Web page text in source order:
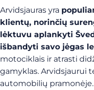
Arvidsjauras yra
klientų, norinčių
lėktuvu aplankyti
išbandyti savo jėgas
motociklais ir atrasti
gamyklas. Arvidsjaurui
automobilių pramonėje.